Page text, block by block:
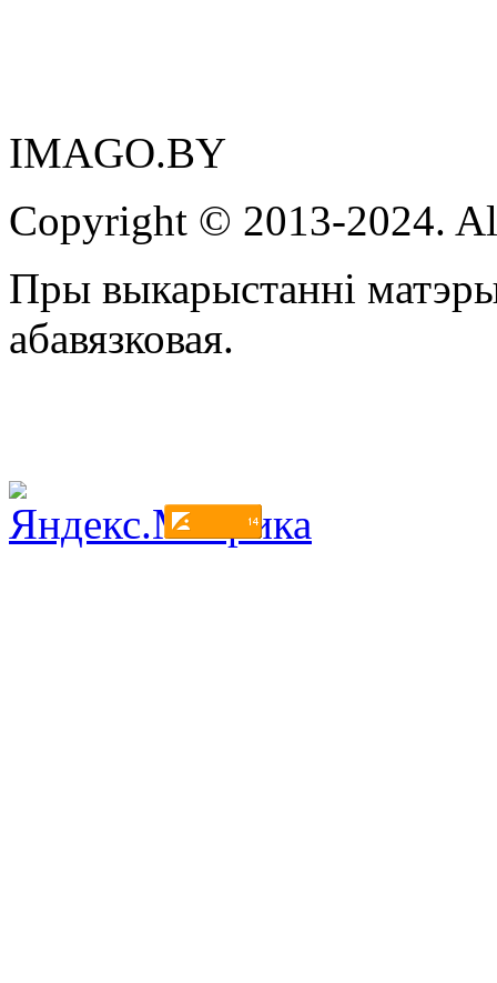
IMAGO.BY
Copyright © 2013-2024.
Пры выкарыстанні
абавязковая.